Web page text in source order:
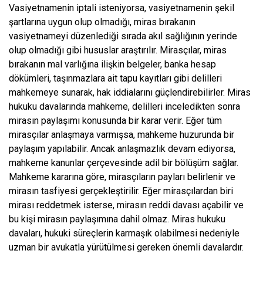
Vasiyetnamenin iptali isteniyorsa, vasiyetnamenin şekil
şartlarına uygun olup olmadığı, miras bırakanın
vasiyetnameyi düzenlediği sırada akıl sağlığının yerinde
olup olmadığı gibi hususlar araştırılır. Mirasçılar, miras
bırakanın mal varlığına ilişkin belgeler, banka hesap
dökümleri, taşınmazlara ait tapu kayıtları gibi delilleri
mahkemeye sunarak, hak iddialarını güçlendirebilirler. Miras
hukuku davalarında mahkeme, delilleri inceledikten sonra
mirasın paylaşımı konusunda bir karar verir. Eğer tüm
mirasçılar anlaşmaya varmışsa, mahkeme huzurunda bir
paylaşım yapılabilir. Ancak anlaşmazlık devam ediyorsa,
mahkeme kanunlar çerçevesinde adil bir bölüşüm sağlar.
Mahkeme kararına göre, mirasçıların payları belirlenir ve
mirasın tasfiyesi gerçekleştirilir. Eğer mirasçılardan biri
mirası reddetmek isterse, mirasın reddi davası açabilir ve
bu kişi mirasın paylaşımına dahil olmaz. Miras hukuku
davaları, hukuki süreçlerin karmaşık olabilmesi nedeniyle
uzman bir avukatla yürütülmesi gereken önemli davalardır.